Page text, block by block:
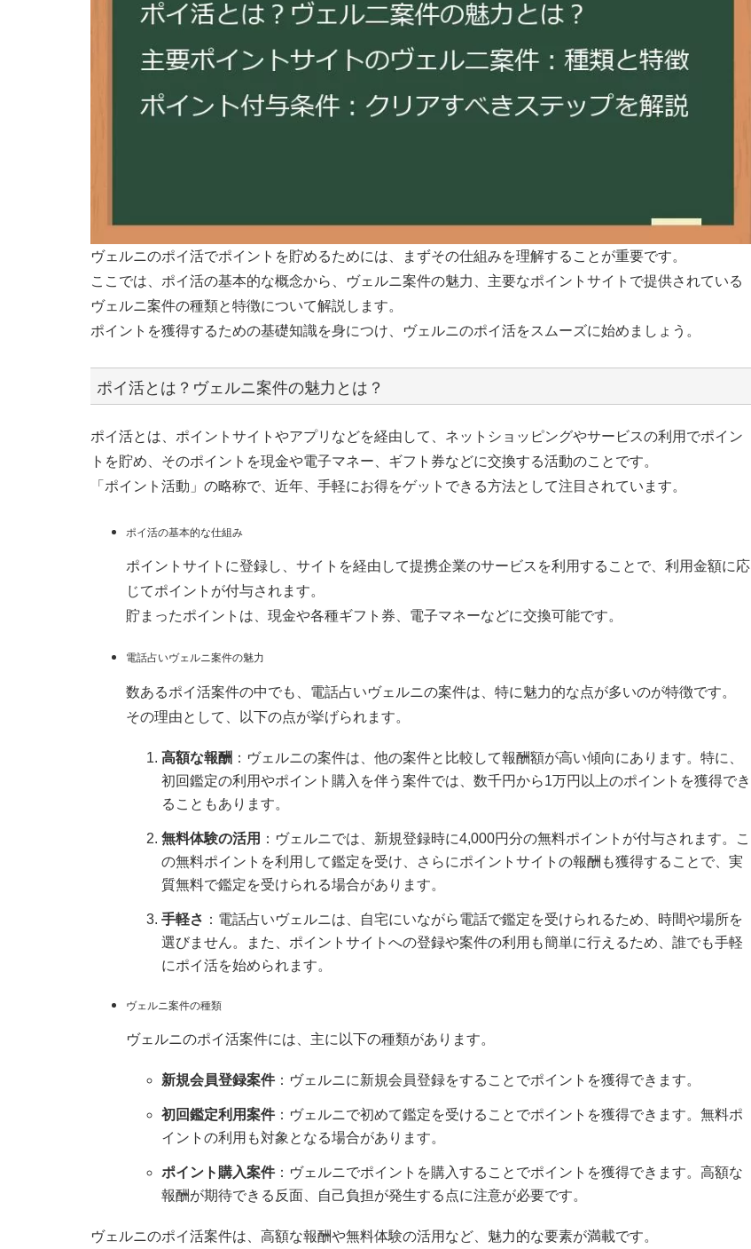
ヴェルニのポイ活でポイントを貯めるためには、まずその仕組みを理解することが重要です。
ここでは、ポイ活の基本的な概念から、ヴェルニ案件の魅力、主要なポイントサイトで提供されている
ヴェルニ案件の種類と特徴について解説します。
ポイントを獲得するための基礎知識を身につけ、ヴェルニのポイ活をスムーズに始めましょう。
ポイ活とは？ヴェルニ案件の魅力とは？
ポイ活とは、ポイントサイトやアプリなどを経由して、ネットショッピングやサービスの利用でポイン
トを貯め、そのポイントを現金や電子マネー、ギフト券などに交換する活動のことです。
「ポイント活動」の略称で、近年、手軽にお得をゲットできる方法として注目されています。
ポイ活の基本的な仕組み
ポイントサイトに登録し、サイトを経由して提携企業のサービスを利用することで、利用金額に応
じてポイントが付与されます。
貯まったポイントは、現金や各種ギフト券、電子マネーなどに交換可能です。
電話占いヴェルニ案件の魅力
数あるポイ活案件の中でも、電話占いヴェルニの案件は、特に魅力的な点が多いのが特徴です。
その理由として、以下の点が挙げられます。
高額な報酬 ：ヴェルニの案件は、他の案件と比較して報酬額が高い傾向にあります。特に、
初回鑑定の利用やポイント購入を伴う案件では、数千円から1万円以上のポイントを獲得でき
ることもあります。
無料体験の活用 ：ヴェルニでは、新規登録時に4,000円分の無料ポイントが付与されます。こ
の無料ポイントを利用して鑑定を受け、さらにポイントサイトの報酬も獲得することで、実
質無料で鑑定を受けられる場合があります。
手軽さ ：電話占いヴェルニは、自宅にいながら電話で鑑定を受けられるため、時間や場所を
選びません。また、ポイントサイトへの登録や案件の利用も簡単に行えるため、誰でも手軽
にポイ活を始められます。
ヴェルニ案件の種類
ヴェルニのポイ活案件には、主に以下の種類があります。
新規会員登録案件：ヴェルニに新規会員登録をすることでポイントを獲得できます。
初回鑑定利用案件：ヴェルニで初めて鑑定を受けることでポイントを獲得できます。無料ポ
イントの利用も対象となる場合があります。
ポイント購入案件：ヴェルニでポイントを購入することでポイントを獲得できます。高額な
報酬が期待できる反面、自己負担が発生する点に注意が必要です。
ヴェルニのポイ活案件は、高額な報酬や無料体験の活用など、魅力的な要素が満載です。